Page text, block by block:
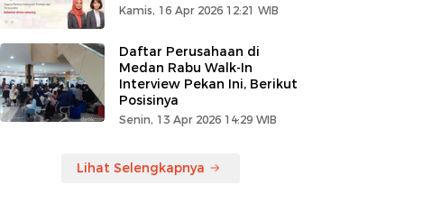
Kamis, 16 Apr 2026 12:21 WIB
Daftar Perusahaan di
Medan Rabu Walk-In
Interview Pekan Ini, Berikut
Posisinya
Senin, 13 Apr 2026 14:29 WIB
Lihat Selengkapnya